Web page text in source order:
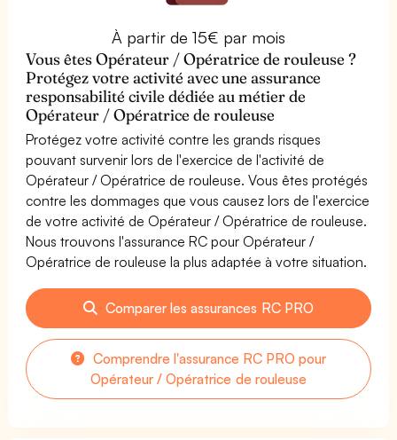
À partir de 15€ par mois
Vous êtes Opérateur / Opératrice de rouleuse ?
Protégez votre activité avec une assurance
responsabilité civile dédiée au métier de
Opérateur / Opératrice de rouleuse
Protégez votre activité contre les grands risques
pouvant survenir lors de l'exercice de l'activité de
Opérateur / Opératrice de rouleuse. Vous êtes protégés
contre les dommages que vous causez lors de l'exercice
de votre activité de Opérateur / Opératrice de rouleuse.
Nous trouvons l'assurance RC pour Opérateur /
Opératrice de rouleuse la plus adaptée à votre situation.
Comparer les assurances RC PRO
Comprendre l'assurance RC PRO pour
Opérateur / Opératrice de rouleuse